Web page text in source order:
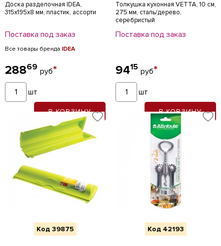
Доска разделочная IDEA,
315х195х8 мм, пластик, ассорти
Поставка под заказ
Все товары бренда IDEA
28869 руб*
шт
В КОРЗИНУ
Толкушка кухонная VETTA, 10 см,
275 мм, сталь/дерево,
серебристый
Поставка под заказ
9415 руб*
шт
В КОРЗИНУ
Код 39875 Код 42193